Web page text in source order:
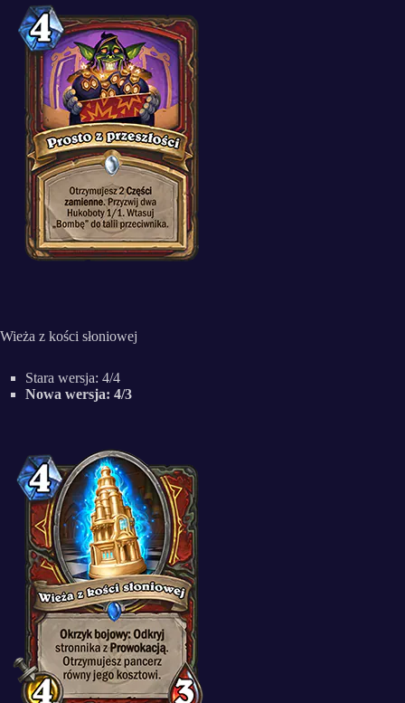
Wieża z kości słoniowej
Stara wersja: 4/4
Nowa wersja: 4/3